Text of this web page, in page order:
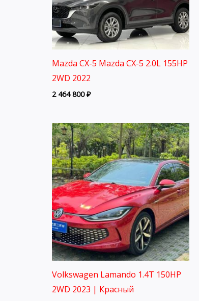
Mazda CX-5 Mazda CX-5 2.0L 155HP
2WD 2022
2 464 800₽
Volkswagen Lamando 1.4T 150HP
2WD 2023 | Красный